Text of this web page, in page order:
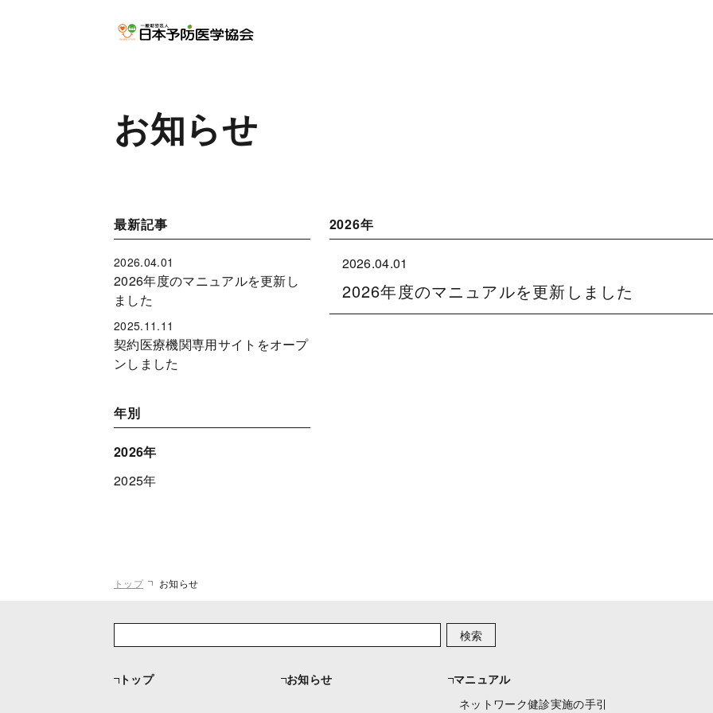
お知らせ
2026年
2026.04.01
2026年度のマニュアルを更新しました
最新記事
2026.04.01
2026年度のマニュアルを更新し
ました
2025.11.11
契約医療機関専用サイトをオープ
ンしました
年別
2026年
2025年
トップ お知らせ
検索
トップ お知らせ
マニュアル
ネットワーク健診実施の手引